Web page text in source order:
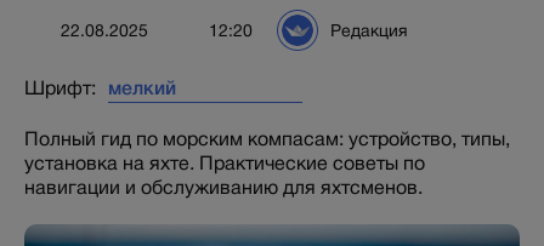
22.08.2025 12:20 Редакция
Шрифт:
Полный гид по морским компасам: устройство, типы,
установка на яхте. Практические советы по
навигации и обслуживанию для яхтсменов.